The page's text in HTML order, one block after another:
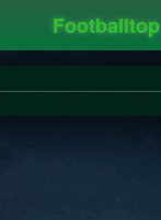
Footballtop